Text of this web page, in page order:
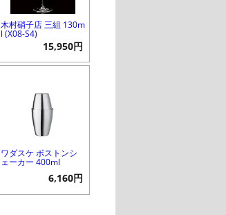
木村硝子店 三組 130m
l (X08-S4)
15,950円
ワダスケ ボストンシ
ェーカー 400ml
6,160円